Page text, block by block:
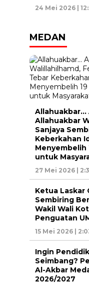
24 Mei 2026 |
MEDAN
Allahuakbar…
Allahuakbar
Sanjaya
Keberkahan
Menyembelih
untuk
27 Mei 2026 |
Ketua Laskar
Sembiring
Wakil Wali
Penguatan
15 Mei 2026 |
Ingin
Seimbang?
Al-Akbar
2026/2027